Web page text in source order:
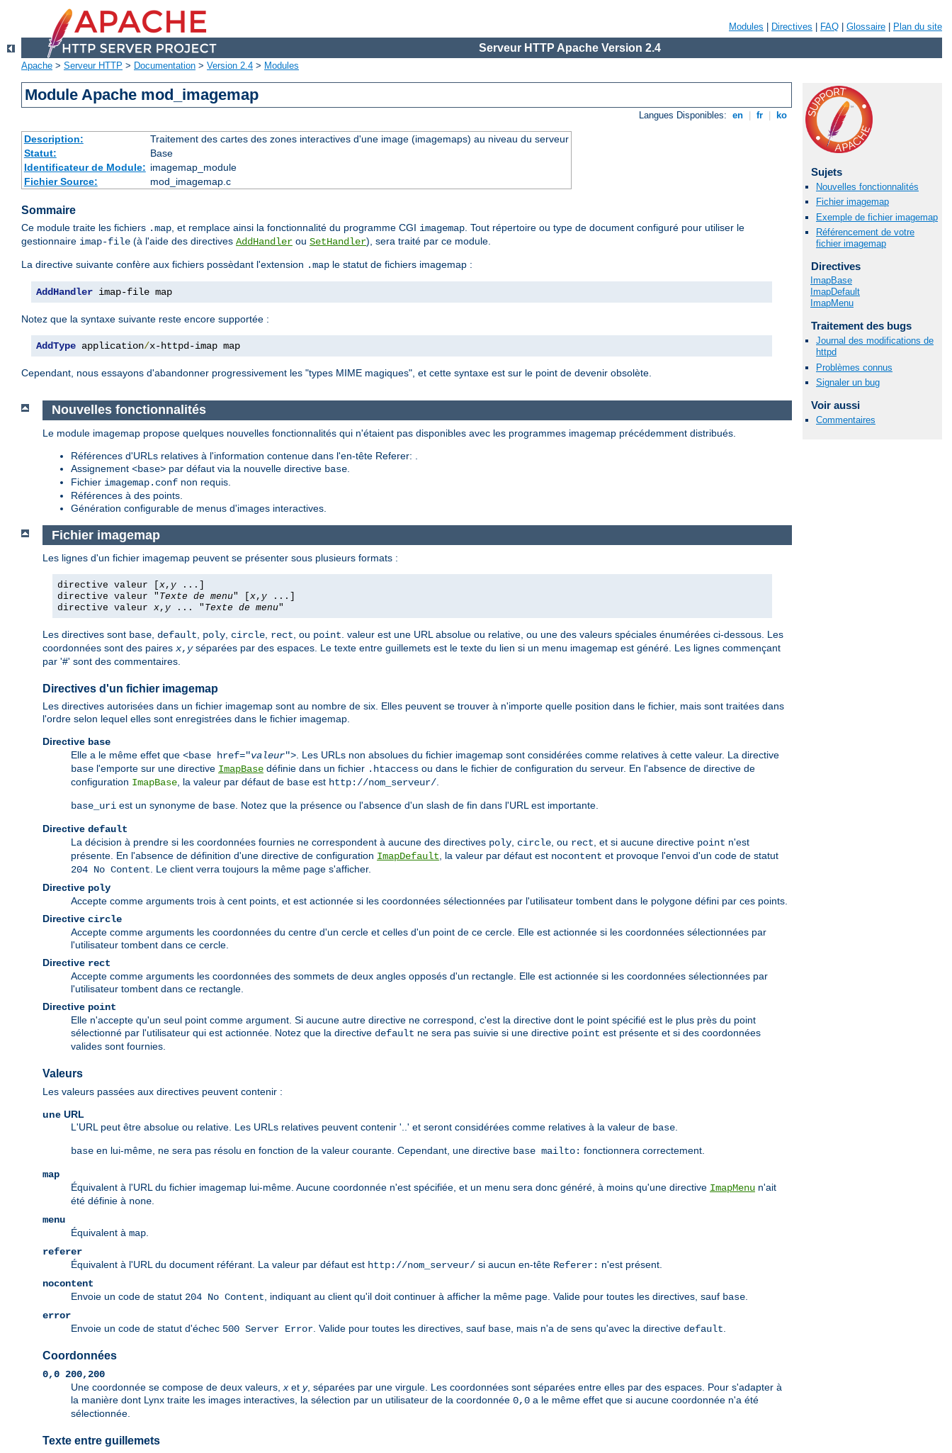
Modules Directives FAQ Glossaire Plan du site
Serveur HTTP Apache Version 2.4
Apache > Serveur HTTP > Documentation > Version 2.4 > Modules
Module Apache mod_imagemap
Langues Disponibles: en fr ko
Description:
Traitement des cartes des zones interactives d'une image (imagemaps) au niveau du serveur
Statut:
Base
Identificateur de Module: imagemap_module
Fichier Source:
mod_imagemap.c
Sommaire
Ce module traite les fichiers .map, et remplace ainsi la fonctionnalité du programme CGI imagemap. Tout répertoire ou type de document configuré pour utiliser le
gestionnaire imap-file (à l'aide des directives AddHandler ou SetHandler), sera traité par ce module.
La directive suivante confère aux fichiers possèdant l'extension .map le statut de fichiers imagemap :
AddHandler imap-file map
Notez que la syntaxe suivante reste encore supportée :
AddType application/x-httpd-imap map
Cependant, nous essayons d'abandonner progressivement les "types MIME magiques", et cette syntaxe est sur le point de devenir obsolète.
Sujets
Nouvelles fonctionnalités
Fichier imagemap
Exemple de fichier imagemap
Référencement de votre
fichier imagemap
Directives
ImapBase
ImapDefault
ImapMenu
Traitement des bugs
Journal des modifications de
httpd
Problèmes connus
Signaler un bug
Voir aussi
Commentaires
Nouvelles fonctionnalités
Le module imagemap propose quelques nouvelles fonctionnalités qui n'étaient pas disponibles avec les programmes imagemap précédemment distribués.
Références d'URLs relatives à l'information contenue dans l'en-tête Referer: .
Assignement <base> par défaut via la nouvelle directive base
Fichier imagemap.conf non requis.
Références à des points.
Génération configurable de menus d'images interactives.
Fichier imagemap
Les lignes d'un fichier imagemap peuvent se présenter sous plusieurs formats :
directive valeur [ x, y ...]
directive valeur " Texte de menu" [ x, y ...]
directive valeur x, y ... " Texte de menu"
Les directives sont base, default, poly, circle, rect, ou point. valeur est une URL absolue ou relative, ou une des valeurs spéciales énumérées ci-dessous. Les
coordonnées sont des paires x, yséparées par des espaces. Le texte entre guillemets est le texte du lien si un menu imagemap est généré. Les lignes commençant
par '#' sont des commentaires.
Directives d'un fichier imagemap
Les directives autorisées dans un fichier imagemap sont au nombre de six. Elles peuvent se trouver à n'importe quelle position dans le fichier, mais sont traitées dans
l'ordre selon lequel elles sont enregistrées dans le fichier imagemap.
Directive base
Elle a le même effet que <base href="valeur">. Les URLs non absolues du fichier imagemap sont considérées comme relatives à cette valeur. La directive
base l'emporte sur une directive ImapBase définie dans un fichier .htaccess ou dans le fichier de configuration du serveur. En l'absence de directive de
configuration ImapBase, la valeur par défaut de base est http://nom_serveur/.
base_uri est un synonyme de base. Notez que la présence ou l'absence d'un slash de fin dans l'URL est importante.
Directive default
La décision à prendre si les coordonnées fournies ne correspondent à aucune des directives poly, circle, ou rect, et si aucune directive point n'est
présente. En l'absence de définition d'une directive de configuration ImapDefault, la valeur par défaut est nocontent et provoque l'envoi d'un code de statut
204 No Content. Le client verra toujours la même page s'afficher.
Directive poly
Accepte comme arguments trois à cent points, et est actionnée si les coordonnées sélectionnées par l'utilisateur tombent dans le polygone défini par ces points.
Directive circle
Accepte comme arguments les coordonnées du centre d'un cercle et celles d'un point de ce cercle. Elle est actionnée si les coordonnées sélectionnées par
l'utilisateur tombent dans ce cercle.
Directive rect
Accepte comme arguments les coordonnées des sommets de deux angles opposés d'un rectangle. Elle est actionnée si les coordonnées sélectionnées par
l'utilisateur tombent dans ce rectangle.
Directive point
Elle n'accepte qu'un seul point comme argument. Si aucune autre directive ne correspond, c'est la directive dont le point spécifié est le plus près du point
sélectionné par l'utilisateur qui est actionnée. Notez que la directive default ne sera pas suivie si une directive point est présente et si des coordonnées
valides sont fournies.
Valeurs
Les valeurs passées aux directives peuvent contenir :
une URL
L'URL peut être absolue ou relative. Les URLs relatives peuvent contenir '..' et seront considérées comme relatives à la valeur de base
base en lui-même, ne sera pas résolu en fonction de la valeur courante. Cependant, une directive base mailto: fonctionnera correctement.
map
Équivalent à l'URL du fichier imagemap lui-même. Aucune coordonnée n'est spécifiée, et un menu sera donc généré, à moins qu'une directive ImapMenu n'ait
été définie à none
menu
Équivalent à map
referer
Équivalent à l'URL du document référant. La valeur par défaut est http://nom_serveur/ si aucun en-tête Referer: n'est présent.
nocontent
Envoie un code de statut 204 No Content , indiquant au client qu'il doit continuer à afficher la même page. Valide pour toutes les directives, sauf base
error
Envoie un code de statut d'échec 500 Server Error . Valide pour toutes les directives, sauf base , mais n'a de sens qu'avec la directive default
Coordonnées
0,0 200,200
Une coordonnée se compose de deux valeurs,x et y, séparées par une virgule. Les coordonnées sont séparées entre elles par des espaces. Pour s'adapter à
la manière dont Lynx traite les images interactives, la sélection par un utilisateur de la coordonnée 0,0 a le même effet que si aucune coordonnée n'a été
sélectionnée.
Texte entre guillemets